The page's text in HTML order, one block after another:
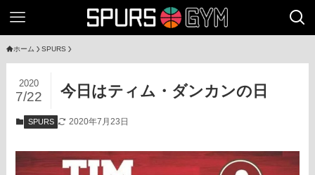
ホーム SPURS
今日はティム・ダンカンの日
2020
7/22
SPURS 2020年7月23日